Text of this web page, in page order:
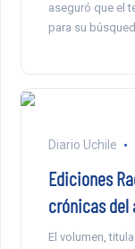
aseguró que el
para su
Diario Uchile
Ediciones
crónicas del
El volumen,